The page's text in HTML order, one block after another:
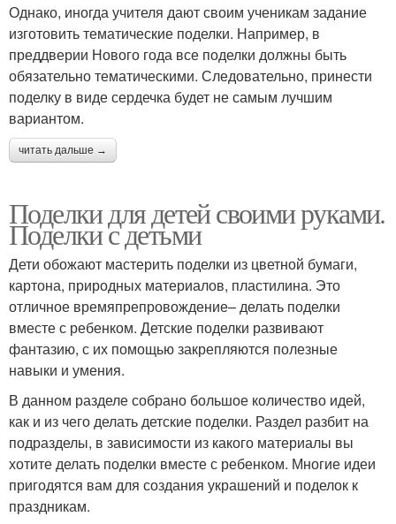
Однако, иногда учителя дают своим ученикам задание
изготовить тематические поделки. Например, в
преддверии Нового года все поделки должны быть
обязательно тематическими. Следовательно, принести
поделку в виде сердечка будет не самым лучшим
вариантом.
читать дальше →
Поделки для детей своими руками.
Поделки с детьми
Дети обожают мастерить поделки из цветной бумаги,
картона, природных материалов, пластилина. Это
отличное времяпрепровождение– делать поделки
вместе с ребенком. Детские поделки развивают
фантазию, с их помощью закрепляются полезные
навыки и умения.
В данном разделе собрано большое количество идей,
как и из чего делать детские поделки. Раздел разбит на
подразделы, в зависимости из какого материалы вы
хотите делать поделки вместе с ребенком. Многие идеи
пригодятся вам для создания украшений и поделок к
праздникам.